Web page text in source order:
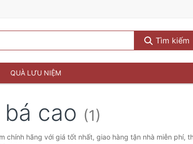
Tìm kiếm
QUÀ LƯU NIỆM
cao (1)
chính hãng với giá tốt nhất, giao hàng tận nhà miễn phí,